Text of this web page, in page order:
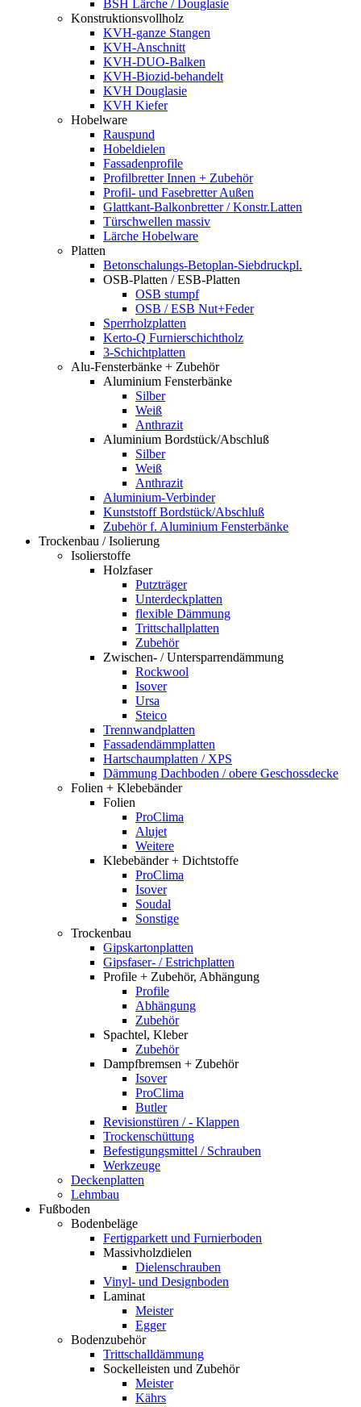
BSH Lärche / Douglasie
Konstruktionsvollholz
KVH-ganze Stangen
KVH-Anschnitt
KVH-DUO-Balken
KVH-Biozid-behandelt
KVH Douglasie
KVH Kiefer
Hobelware
Rauspund
Hobeldielen
Fassadenprofile
Profilbretter Innen + Zubehör
Profil- und Fasebretter Außen
Glattkant-Balkonbretter / Konstr.Latten
Türschwellen massiv
Lärche Hobelware
Platten
Betonschalungs-Betoplan-Siebdruckpl.
OSB-Platten / ESB-Platten
OSB stumpf
OSB / ESB Nut+Feder
Sperrholzplatten
Kerto-Q Furnierschichtholz
3-Schichtplatten
Alu-Fensterbänke + Zubehör
Aluminium Fensterbänke
Silber
Weiß
Anthrazit
Aluminium Bordstück/Abschluß
Silber
Weiß
Anthrazit
Aluminium-Verbinder
Kunststoff Bordstück/Abschluß
Zubehör f. Aluminium Fensterbänke
Trockenbau / Isolierung
Isolierstoffe
Holzfaser
Putzträger
Unterdeckplatten
flexible Dämmung
Trittschallplatten
Zubehör
Zwischen- / Untersparrendämmung
Rockwool
Isover
Ursa
Steico
Trennwandplatten
Fassadendämmplatten
Hartschaumplatten / XPS
Dämmung Dachboden / obere Geschossdecke
Folien + Klebebänder
Folien
ProClima
Alujet
Weitere
Klebebänder + Dichtstoffe
ProClima
Isover
Soudal
Sonstige
Trockenbau
Gipskartonplatten
Gipsfaser- / Estrichplatten
Profile + Zubehör, Abhängung
Profile
Abhängung
Zubehör
Spachtel, Kleber
Zubehör
Dampfbremsen + Zubehör
Isover
ProClima
Butler
Revisionstüren / - Klappen
Trockenschüttung
Befestigungsmittel / Schrauben
Werkzeuge
Deckenplatten
Lehmbau
Fußboden
Bodenbeläge
Fertigparkett und Furnierboden
Massivholzdielen
Dielenschrauben
Vinyl- und Designboden
Laminat
Meister
Egger
Bodenzubehör
Trittschalldämmung
Sockelleisten und Zubehör
Meister
Kährs